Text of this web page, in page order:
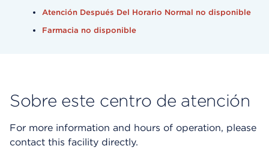
Atención Después Del Horario Normal no disponible
Farmacia no disponible
Sobre este centro de atención
For more information and hours of operation, please
contact this facility directly.